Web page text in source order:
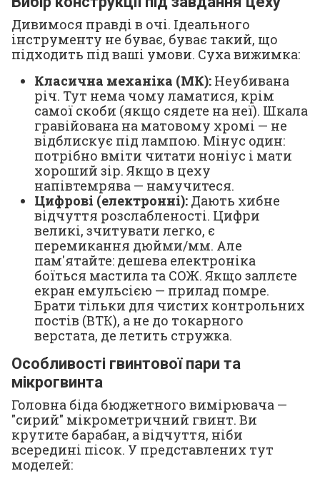
Дивимося правді в очі. Ідеального
інструменту не буває, буває такий, що
підходить під ваші умови. Суха вижимка:
Класична механіка (МК): Неубивана
річ. Тут нема чому ламатися, крім
самої скоби (якщо сядете на неї). Шкала
гравійована на матовому хромі — не
відблискує під лампою. Мінус один:
потрібно вміти читати ноніус і мати
хороший зір. Якщо в цеху
напівтемрява — намучитеся.
Цифрові (електронні): Дають хибне
відчуття розслабленості. Цифри
великі, зчитувати легко, є
перемикання дюйми/мм. Але
пам'ятайте: дешева електроніка
боїться мастила та СОЖ. Якщо заллєте
екран емульсією — прилад помре.
Брати тільки для чистих контрольних
постів (ВТК), а не до токарного
верстата, де летить стружка.
Особливості гвинтової пари та
мікрогвинта
Головна біда бюджетного вимірювача —
"сирий" мікрометричний гвинт. Ви
крутите барабан, а відчуття, ніби
всередині пісок. У представлених тут
моделей: